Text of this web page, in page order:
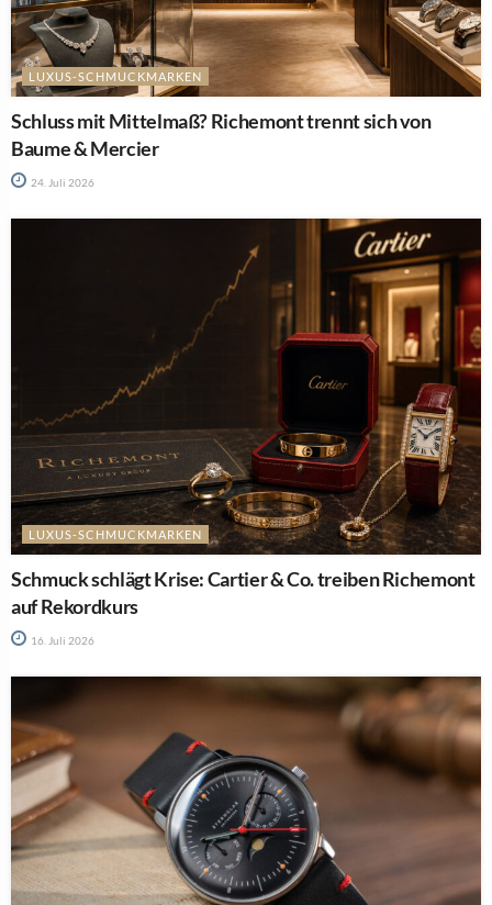
LUXUS-SCHMUCKMARKEN
Schluss mit Mittelmaß? Richemont trennt sich von
Baume & Mercier
24. Juli 2026
LUXUS-SCHMUCKMARKEN
Schmuck schlägt Krise: Cartier & Co. treiben Richemont
auf Rekordkurs
16. Juli 2026